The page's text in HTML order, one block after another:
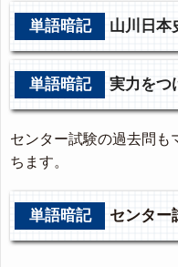
単語暗記 山川日本
単語暗記 実力をつ
センター試験の過去問も
ちます。
単語暗記 センター